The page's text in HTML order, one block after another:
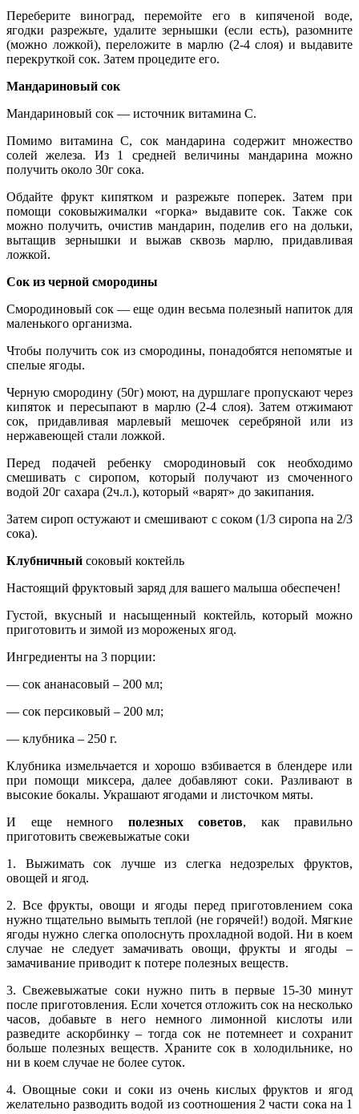
Переберите виноград, перемойте его в кипяченой воде,
ягодки разрежьте, удалите зернышки (если есть), разомните
(можно ложкой), переложите в марлю (2-4 слоя) и выдавите
перекруткой сок. Затем процедите его.
Мандариновый сок
Мандариновый сок — источник витамина С.
Помимо витамина C, сок мандарина содержит множество
солей железа. Из 1 средней величины мандарина можно
получить около 30г сока.
Обдайте фрукт кипятком и разрежьте поперек. Затем при
помощи соковыжималки «горка» выдавите сок. Также сок
можно получить, очистив мандарин, поделив его на дольки,
вытащив зернышки и выжав сквозь марлю, придавливая
ложкой.
Сок из черной смородины
Смородиновый сок — еще один весьма полезный напиток для
маленького организма.
Чтобы получить сок из смородины, понадобятся непомятые и
спелые ягоды.
Черную смородину (50г) моют, на дуршлаге пропускают через
кипяток и пересыпают в марлю (2-4 слоя). Затем отжимают
сок, придавливая марлевый мешочек серебряной или из
нержавеющей стали ложкой.
Перед подачей ребенку смородиновый сок необходимо
смешивать с сиропом, который получают из смоченного
водой 20г сахара (2ч.л.), который «варят» до закипания.
Затем сироп остужают и смешивают с соком (1/3 сиропа на 2/3
сока).
Клубничный соковый коктейль
Настоящий фруктовый заряд для вашего малыша обеспечен!
Густой, вкусный и насыщенный коктейль, который можно
приготовить и зимой из мороженых ягод.
Ингредиенты на 3 порции:
— сок ананасовый – 200 мл;
— сок персиковый – 200 мл;
— клубника – 250 г.
Клубника измельчается и хорошо взбивается в блендере или
при помощи миксера, далее добавляют соки. Разливают в
высокие бокалы. Украшают ягодами и листочком мяты.
И еще немного полезных советов, как правильно
приготовить свежевыжатые соки
1. Выжимать сок лучше из слегка недозрелых фруктов,
овощей и ягод.
2. Все фрукты, овощи и ягоды перед приготовлением сока
нужно тщательно вымыть теплой (не горячей!) водой. Мягкие
ягоды нужно слегка ополоснуть прохладной водой. Ни в коем
случае не следует замачивать овощи, фрукты и ягоды –
замачивание приводит к потере полезных веществ.
3. Свежевыжатые соки нужно пить в первые 15-30 минут
после приготовления. Если хочется отложить сок на несколько
часов, добавьте в него немного лимонной кислоты или
разведите аскорбинку – тогда сок не потемнеет и сохранит
больше полезных веществ. Храните сок в холодильнике, но
ни в коем случае не более суток.
4. Овощные соки и соки из очень кислых фруктов и ягод
желательно разводить водой из соотношения 2 части сока на 1